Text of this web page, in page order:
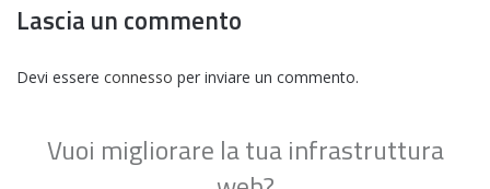
Lascia un commento
Devi essere connesso per inviare un commento.
Vuoi migliorare la tua infrastruttura